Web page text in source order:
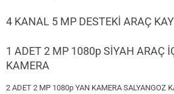
4 KANAL 5 MP DESTEKİ ARAÇ
1 ADET 2 MP 1080p SİYAH ARAÇ
KAMERA
2 ADET 2 MP 1080p YAN KAMERA SALYANGOZ